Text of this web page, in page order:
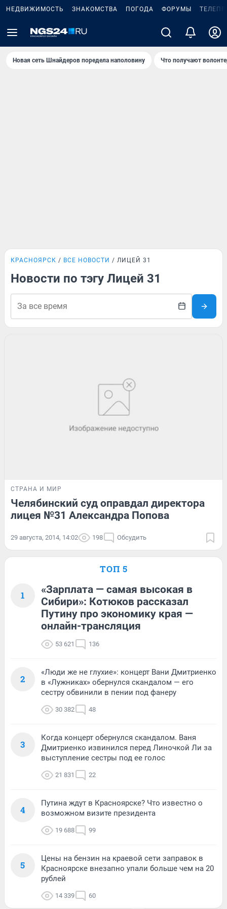
НЕДВИЖИМОСТЬ ЗНАКОМСТВА ПОГОДА ФОРУМЫ
Новая сеть Шнайдеров поредела наполовину Что получают
КРАСНОЯРСК ВСЕ НОВОСТИ ЛИЦЕЙ 31
Новости по тэгу Лицей 31
СТРАНА И МИР
Челябинский суд оправдал директора
лицея №31 Александра Попова
29 августа, 2014, 14:02 198 Обсудить
ТОП 5
1
«Зарплата — самая высокая в
Сибири»: Котюков рассказал
Путину про экономику края —
онлайн-трансляция
53 621 136
2
«Люди же не глухие»: концерт Вани Дмитриенко
в «Лужниках» обернулся скандалом — его
сестру обвинили в пении под фанеру
30 382 48
3
Когда концерт обернулся скандалом. Ваня
Дмитриенко извинился перед Линочкой Ли за
выступление сестры под ее голос
21 831 22
4
Путина ждут в Красноярске? Что известно о
возможном визите президента
19 688 99
5
Цены на бензин на краевой сети заправок в
Красноярске внезапно упали больше чем на 20
рублей
14 339 60